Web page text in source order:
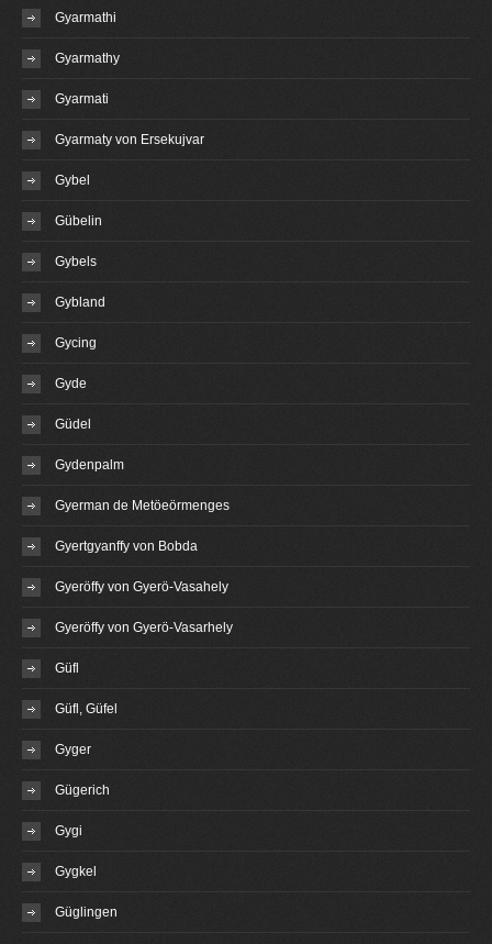
Gyarmathi
Gyarmathy
Gyarmati
Gyarmaty von Ersekujvar
Gybel
Gübelin
Gybels
Gybland
Gycing
Gyde
Güdel
Gydenpalm
Gyerman de Metöeörmenges
Gyertgyanffy von Bobda
Gyeröffy von Gyerö-Vasahely
Gyeröffy von Gyerö-Vasarhely
Güfl
Güfl, Güfel
Gyger
Gügerich
Gygi
Gygkel
Güglingen